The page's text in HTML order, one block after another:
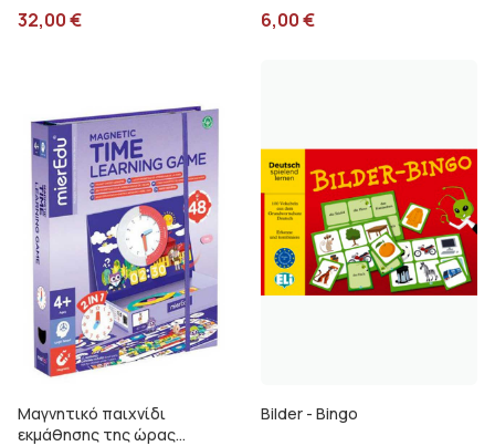
32,00€ 6,00€
Μαγνητικό παιχνίδι
εκμάθησης της ώρας
Bilder - Bingo